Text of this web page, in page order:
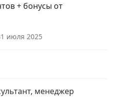
+ бонусы от
июля 2025
менеджер